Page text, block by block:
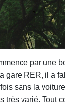
par une
gare RER, il a
sans la
très varié. Tout